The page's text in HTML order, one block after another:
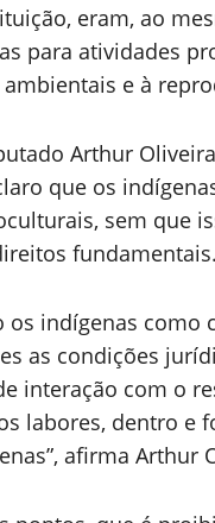
eram, ao
para atividades
e à
Arthur
que os
sem que
fundamentais.
os indígenas como
as condições
interação com o
labores, dentro e
afirma Arthur